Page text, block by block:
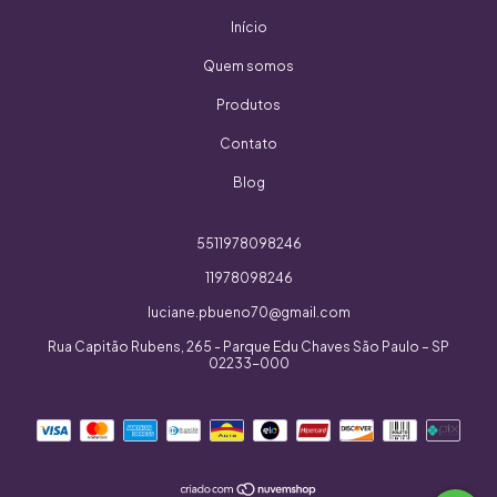
Início
Quem somos
Produtos
Contato
Blog
5511978098246
11978098246
luciane.pbueno70@gmail.com
Rua Capitão Rubens, 265 - Parque Edu Chaves São Paulo – SP
02233-000